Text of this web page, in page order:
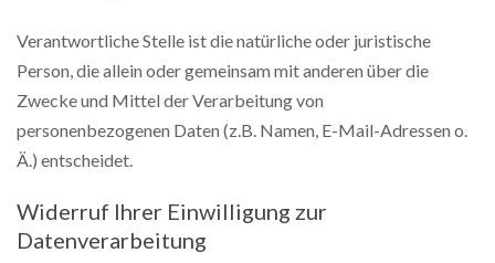
Verantwortliche Stelle ist die natürliche oder juristische
Person, die allein oder gemeinsam mit anderen über die
Zwecke und Mittel der Verarbeitung von
personenbezogenen Daten (z.B. Namen, E-Mail-Adressen o.
Ä.) entscheidet.
Widerruf Ihrer Einwilligung zur
Datenverarbeitung